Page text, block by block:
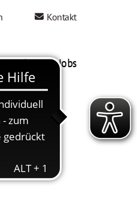
Kontakt
Mein AWO Jobs